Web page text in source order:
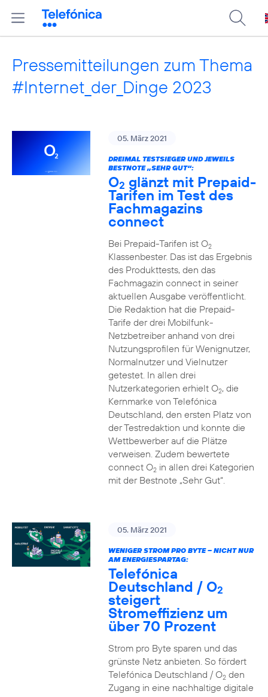
Pressemitteilungen zum Thema
#Internet_der_Dinge 2023
05. März 2021
DREIMAL TESTSIEGER UND JEWEILS
BESTNOTE „SEHR GUT“:
O2 glänzt mit Prepaid-
Tarifen im Test des
Fachmagazins
connect
Bei Prepaid-Tarifen ist O2
Klassenbester. Das ist das Ergebnis
des Produkttests, den das
Fachmagazin connect in seiner
aktuellen Ausgabe veröffentlicht.
Die Redaktion hat die Prepaid-
Tarife der drei Mobilfunk-
Netzbetreiber anhand von drei
Nutzungsprofilen für Wenignutzer,
Normalnutzer und Vielnutzer
getestet. In allen drei
Nutzerkategorien erhielt O2, die
Kernmarke von Telefónica
Deutschland, den ersten Platz von
der Testredaktion und konnte die
Wettbewerber auf die Plätze
verweisen. Zudem bewertete
connect O2in allen drei Kategorien
mit der Bestnote „Sehr Gut“.
05. März 2021
WENIGER STROM PRO BYTE – NICHT NUR
AM ENERGIESPARTAG:
Telefónica
Deutschland / O2
steigert
Stromeffizienz um
über 70 Prozent
Strom pro Byte sparen und das
grünste Netz anbieten. So fördert
Telefónica Deutschland / O2den
Zugang in eine nachhaltige digitale